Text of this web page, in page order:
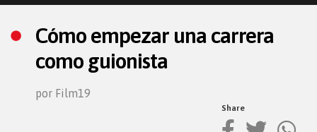
Cómo empezar una carrera
como guionista
por Film19
Share